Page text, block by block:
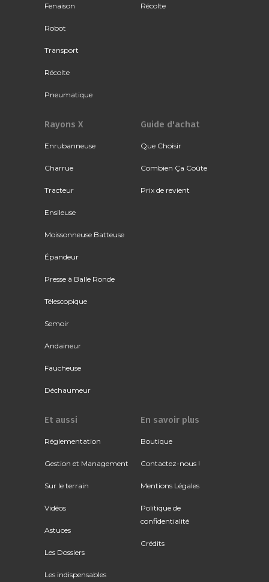
Fenaison
Robot
Transport
Récolte
Pneumatique
Récolte
Rayons X
Enrubanneuse
Charrue
Tracteur
Ensileuse
Moissonneuse Batteuse
Épandeur
Presse à Balle Ronde
Télescopique
Semoir
Andaineur
Faucheuse
Déchaumeur
Guide d'achat
Que Choisir
Combien Ça Coûte
Prix de revient
Et aussi
Réglementation
Gestion et Management
Sur le terrain
Vidéos
Astuces
Les Dossiers
Les indispensables
En savoir plus
Boutique
Contactez-nous !
Mentions Légales
Politique de
confidentialité
Crédits